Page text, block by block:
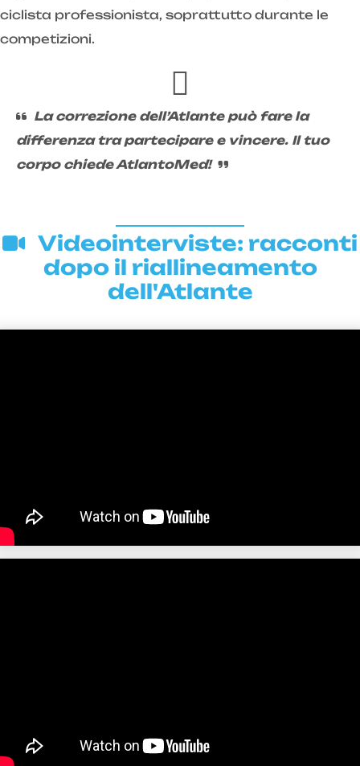
ciclista professionista, soprattutto durante le
competizioni.
La correzione dell’Atlante può fare la
differenza tra partecipare e vincere. Il tuo
corpo chiede AtlantoMed!
Videointerviste: racconti
dopo il riallineamento
dell'Atlante